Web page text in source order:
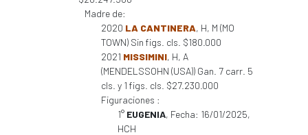
Madre de:
2020 LA CANTINERA, H, M (MO
TOWN) Sin figs. cls. $180.000
2021 MISSIMINI, H, A
(MENDELSSOHN (USA)) Gan. 7 carr. 5
cls. y 1 figs. cls. $27.230.000
Figuraciones :
1° EUGENIA, Fecha: 16/01/2025,
HCH